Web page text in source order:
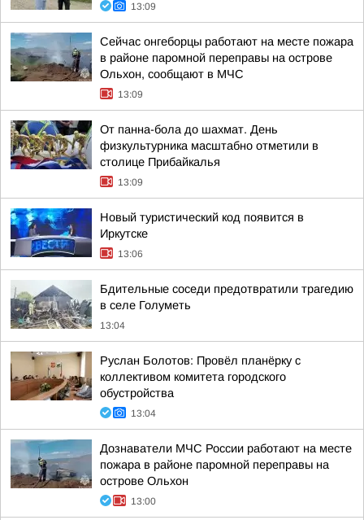
13:09
Сейчас онгеборцы работают на месте пожара
в районе паромной переправы на острове
Ольхон, сообщают в МЧС
13:09
От панна-бола до шахмат. День
физкультурника масштабно отметили в
столице Прибайкалья
13:09
Новый туристический код появится в
Иркутске
13:06
Бдительные соседи предотвратили трагедию
в селе Голуметь
13:04
Руслан Болотов: Провёл планёрку с
коллективом комитета городского
обустройства
13:04
Дознаватели МЧС России работают на месте
пожара в районе паромной переправы на
острове Ольхон
13:00